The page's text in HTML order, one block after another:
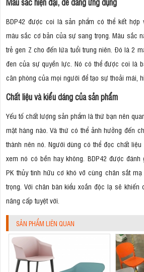
BDP42 được coi là sản phẩm có thể kết hợp
màu sắc cơ bản của sự sang trọng. Màu sắc
trẻ gen Z cho đến lứa tuổi trung niên. Đó là 2
đen của sự quyền lực. Nó có thể được coi là
căn phòng của mọi người để tạo sự thoải mái,
Chất liệu và kiểu dáng của sản phẩm
Yếu tố chất lượng sản phẩm là thứ bạn nên
mặt hàng nào. Và thứ có thể ảnh hưởng đến
thành nên nó. Người dùng có thể đọc chất
xem nó có bền hay không. BDP42 được
PK thủy tinh hữu cơ khó vỡ cùng chân sắt
trọng. Với chân bàn kiểu xoắn độc lạ sẽ khiến
nâng cấp tuyệt vời.
SẢN PHẨM LIÊN QUAN